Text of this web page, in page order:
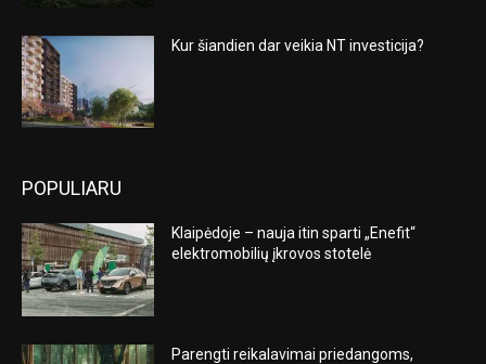
Kur šiandien dar veikia NT investicija?
POPULIARU
Klaipėdoje – nauja itin sparti „Enefit“
elektromobilių įkrovos stotelė
Parengti reikalavimai priedangoms,